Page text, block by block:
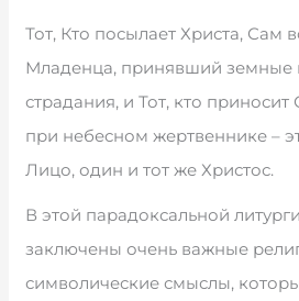
Тот, Кто посылает Христа, Сам
Младенца, принявший земные
страдания, и Тот, кто
при небесном жертвеннике –
Лицо, один и тот же Христос.
В этой парадоксальной
заключены очень важные
символические смыслы,